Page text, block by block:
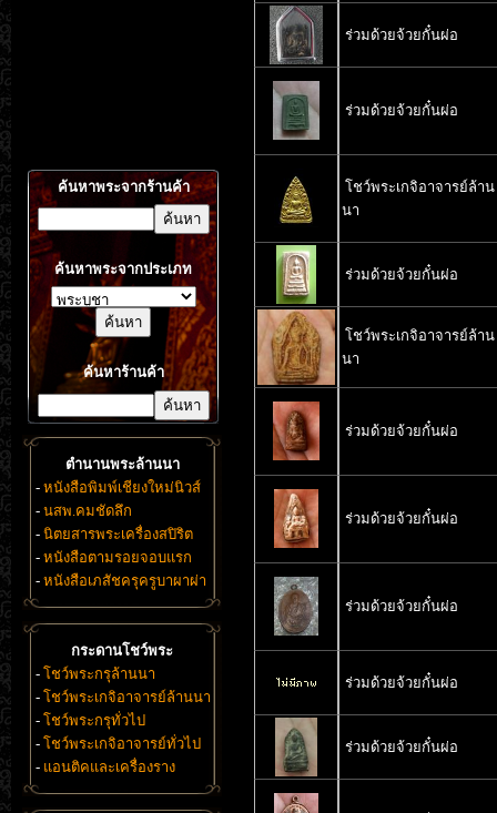
ค้นหาพระจากร้านค้า
ค้นหาพระจากประเภท
ค้นหาร้านค้า
ตำนานพระล้านนา
- หนังสือพิมพ์เชียงใหม่นิวส์
- นสพ.คมชัดลึก
- นิตยสารพระเครื่องสปิริต
- หนังสือตามรอยจอบแรก
- หนังสือเภสัชครุครูบาผาผ่า
กระดานโชว์พระ
- โชว์พระกรุล้านนา
- โชว์พระเกจิอาจารย์ล้านนา
- โชว์พระกรุทั่วไป
- โชว์พระเกจิอาจารย์ทั่วไป
- แอนติคและเครื่องราง
ร่วมด้วยจ้วยกั๋นผ่อ
ร่วมด้วยจ้วยกั๋นผ่อ
โชว์พระเกจิอาจารย์ล้าน
นา
ร่วมด้วยจ้วยกั๋นผ่อ
โชว์พระเกจิอาจารย์ล้าน
นา
ร่วมด้วยจ้วยกั๋นผ่อ
ร่วมด้วยจ้วยกั๋นผ่อ
ร่วมด้วยจ้วยกั๋นผ่อ
ร่วมด้วยจ้วยกั๋นผ่อ
ร่วมด้วยจ้วยกั๋นผ่อ